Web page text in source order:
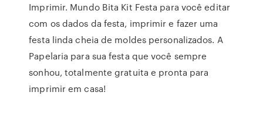
Imprimir. Mundo Bita Kit Festa para você editar
com os dados da festa, imprimir e fazer uma
festa linda cheia de moldes personalizados. A
Papelaria para sua festa que você sempre
sonhou, totalmente gratuita e pronta para
imprimir em casa!